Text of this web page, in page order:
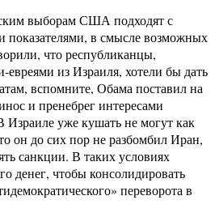
выборам США подходят с
показателями, в смысле возможных
что республиканцы,
из Израиля, хотели бы дать
вспомните, Обама поставил на
и пренебрег интересами
Израиле уже кушать не могут как
он до сих пор не разбомбил Иран,
санкции. В таких условиях
денег, чтобы консолидировать
переворота в